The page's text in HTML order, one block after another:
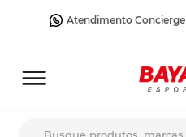
Atendimento Concierge